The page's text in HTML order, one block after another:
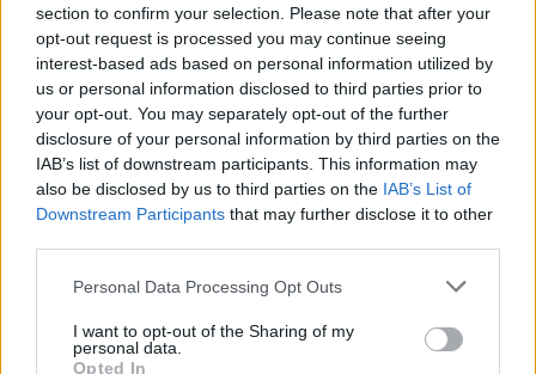
section to confirm your selection. Please note that after your
opt-out request is processed you may continue seeing
interest-based ads based on personal information utilized by
us or personal information disclosed to third parties prior to
your opt-out. You may separately opt-out of the further
disclosure of your personal information by third parties on the
IAB’s list of downstream participants. This information may
also be disclosed by us to third parties on the IAB’s List of
Downstream Participants that may further disclose it to other
Please note that this website/app uses one or more Google
not limited to your visit or usage behaviour. You may click to
grant or deny consent to Google and its third-party tags to
Personal Data Processing Opt Outs
I want to opt-out of the Sharing of my
personal data.
Opted In
Στην αίτηση και στο φάκελο υποψηφιότητας πρέπει
να αναγράφεται διακριτά για ποια θέση
ενδιαφέρονται οι υποψήφιοι , για το ΓΝ Θήρας.
Διαβάστε ολόκληρη την ανακοίνωση των θέσεων
εργασίας,ΕΔΩ.
ΑΣΕΠ: Πιστοποίηση Αγγλικών σε